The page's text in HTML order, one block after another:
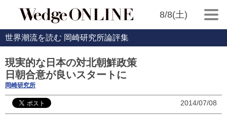
8/8(土)
世界潮流を読む 岡崎研究所論評集
現実的な日本の対北朝鮮政策
日朝合意が良いスタートに
岡崎研究所
2014/07/08